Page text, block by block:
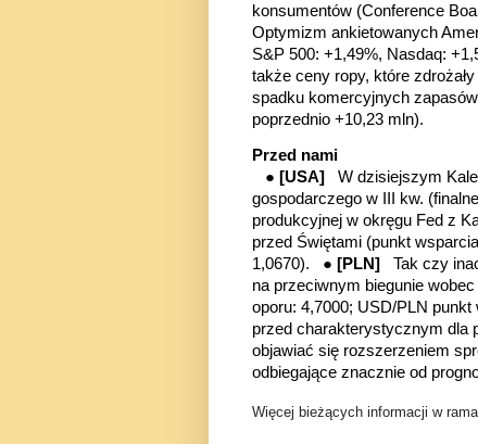
konsumentów (Conference
Optymizm ankietowanych
S&P 500: +1,49%, Nasdaq:
także ceny ropy, które
spadku komercyjnych
poprzednio +10,23 mln).
Przed nami
● [USA] W dzisiejszym
gospodarczego w III kw.
produkcyjnej w okręgu Fed z
przed Świętami (punkt
1,0670). ● [PLN] Tak czy
na przeciwnym biegunie
oporu: 4,7000; USD/PLN
przed charakterystycznym dla
objawiać się rozszerzeniem
odbiegające znacznie od
Więcej bieżących informacji w